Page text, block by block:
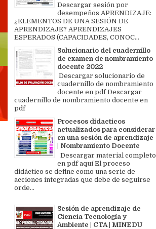
Descargar sesión por
desempeños APRENDIZAJE:
¿ELEMENTOS DE UNA SESIÓN DE
APRENDIZAJE? APRENDIZAJES
ESPERADOS (CAPACIDADES, CONOC...
Solucionario del cuadernillo
de examen de nombramiento
docente 2022
Descargar solucionario de
cuadernillo de nombramiento
docente en pdf Descargar
cuadernillo de nombramiento docente en
pdf
Procesos didacticos
actualizados para considerar
en una sesión de aprendizaje
| Nombramiento Docente
Descargar material completo
en pdf aquí El proceso
didáctico se define como una serie de
acciones integradas que debe de seguirse
orde...
Sesión de aprendizaje de
Ciencia Tecnología y
Ambiente | CTA | MINEDU